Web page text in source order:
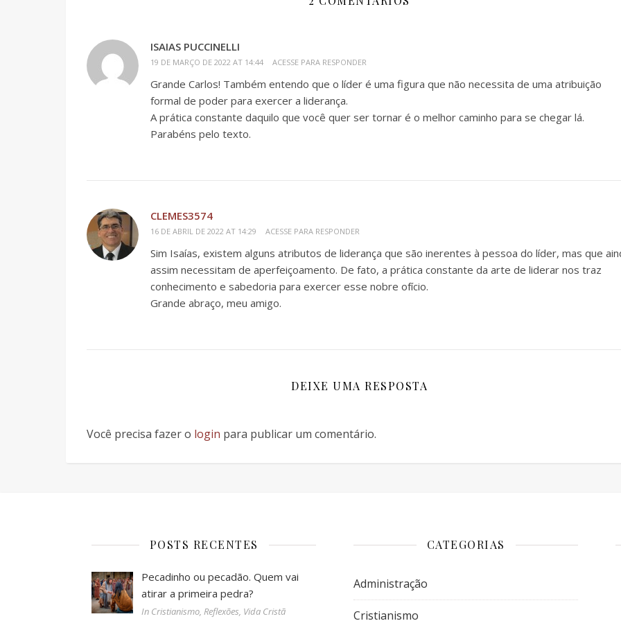
ISAIAS PUCCINELLI
19 DE MARÇO DE 2022 AT 14:44 ACESSE PARA RESPONDER
Grande Carlos! Também entendo que o líder é uma figura que não necessita de uma atribuição
formal de poder para exercer a liderança.
A prática constante daquilo que você quer ser tornar é o melhor caminho para se chegar lá.
Parabéns pelo texto.
CLEMES3574
16 DE ABRIL DE 2022 AT 14:29 ACESSE PARA RESPONDER
Sim Isaías, existem alguns atributos de liderança que são inerentes à pessoa do líder, mas que
assim necessitam de aperfeiçoamento. De fato, a prática constante da arte de liderar nos traz
conhecimento e sabedoria para exercer esse nobre ofício.
Grande abraço, meu amigo.
DEIXE UMA RESPOSTA
Você precisa fazer o login para publicar um comentário.
POSTS RECENTES
Pecadinho ou pecadão. Quem vai
atirar a primeira pedra?
In Cristianismo, Reflexões, Vida Cristã
CATEGORIAS
Administração
Cristianismo